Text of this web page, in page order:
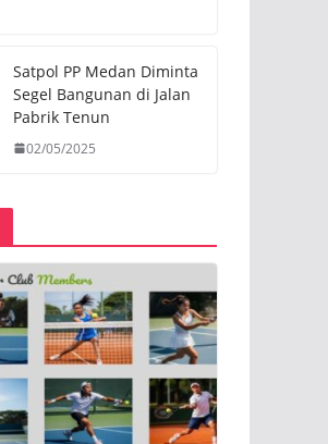
Satpol PP Medan Diminta
Segel Bangunan di Jalan
Pabrik Tenun
02/05/2025